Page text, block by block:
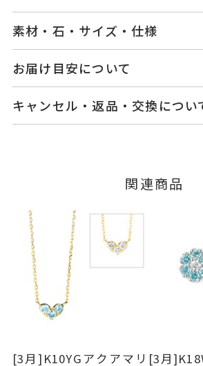
素材・石・サイズ・仕様
品番
素材
K10イエローゴー
石
アクアマリン
詳細
縦：約4mm 横：
約2.3mm
イヤリング加工：
カテゴリー
K10YG、
お届け目安について
せ。
ご注文およびご入金確認後、以
■お届け目安が「3営業日以内に
例：金曜日17時までのご注文→
発送いたします。
■お届け目安が「約1ヶ月半以内
ご注文いただいてから在庫状
・在庫のご用意ができる場合：
キャンセル・返品・交換につい
ージの購入履歴一覧よりご注文
ご注文状況が「注文済み」の
ンセルを承ります。
メンバーシップ未登録のお客
わせフォームよりご連絡ください
返品・交換
以下の場合、商品の
は承りかねます。
・受注生産の商品
関連商品
[3月]K10YGアクアマリ [3月